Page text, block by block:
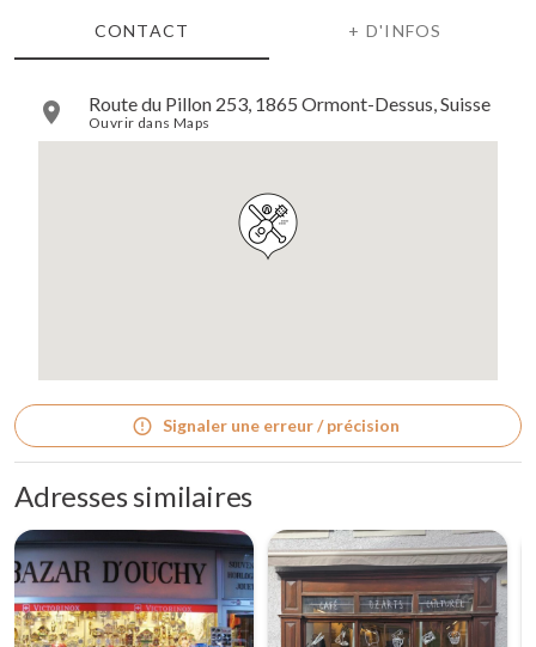
CONTACT + D'INFOS
Route du Pillon 253, 1865 Ormont-Dessus, Suisse
Ouvrir dans Maps
Signaler une erreur / précision
Adresses similaires